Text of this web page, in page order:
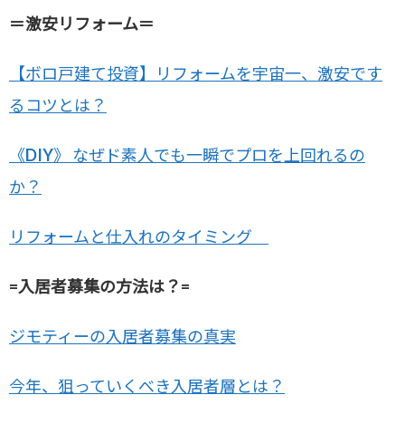
＝激安リフォーム＝
【ボロ戸建て投資】リフォームを宇宙一、激安です
るコツとは？
《DIY》 なぜド素人でも一瞬でプロを上回れるの
か？
リフォームと仕入れのタイミング
=入居者募集の方法は？=
ジモティーの入居者募集の真実
今年、狙っていくべき入居者層とは？